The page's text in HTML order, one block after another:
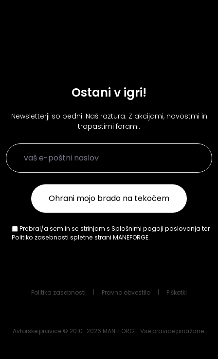
Ostani v igri!
Newsletterji so bedni. Naš raztura. Z akcijami, novostmi in
trapastimi forami.
Prebral/a sem in se strinjam s Splošnimi pogoji poslovanja ter
Politiko zasebnosti spletne strani MANEFORGE.
Avtorske pravice © 2010–2026 MANEFORGE. Vse pravice pridržane.
Politika zasebnosti Pravno obvestilo Piškotki